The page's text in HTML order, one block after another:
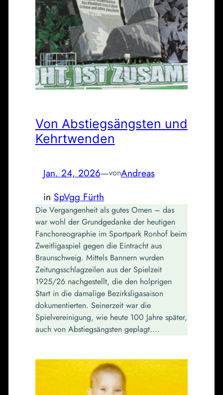
Von Abstiegsängsten und
Kehrtwenden
Jan. 24, 2026—vonAndreas
in SpVgg Fürth
Die Vergangenheit als gutes Omen – das
war wohl der Grundgedanke der heutigen
Fanchoreographie im Sportpark Ronhof beim
Zweitligaspiel gegen die Eintracht aus
Braunschweig. Mittels Bannern wurden
Zeitungsschlagzeilen aus der Spielzeit
1925/26 nachgestellt, die den holprigen
Start in die damalige Bezirksligasaison
dokumentierten. Seinerzeit war die
Spielvereinigung, wie heute 100 Jahre später,
auch von Abstiegsängsten geplagt.…